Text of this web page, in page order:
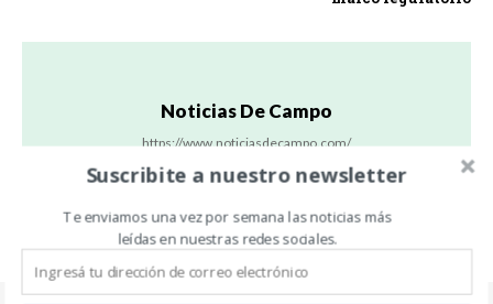
Noticias De Campo
https://www.noticiasdecampo.com/
Todas las Noticias de Campo en un sólo lugar.
Suscribite a nuestro newsletter
Te enviamos una vez por semana las noticias más
leídas en nuestras redes sociales.